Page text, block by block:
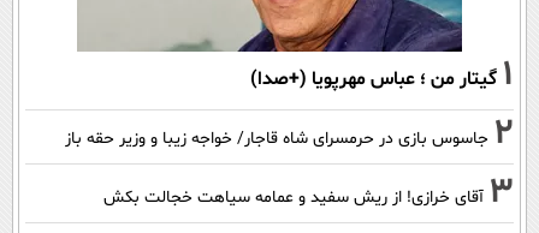
1 گیتار من ؛ عباس مهرپویا (+صدا)
2 جاسوس بازی در حرمسرای شاه قاجار/ خواجه زیبا و وزیر حقه باز
3 آقای خرازی! از ریش سفید و عمامه سیاهت خجالت بکش